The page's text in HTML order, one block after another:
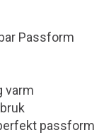
Passform
varm
passform